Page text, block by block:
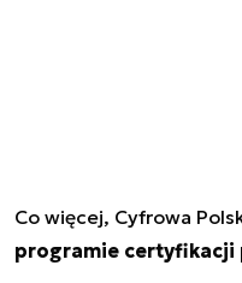
Co więcej, Cyfrowa
programie certyfikacji